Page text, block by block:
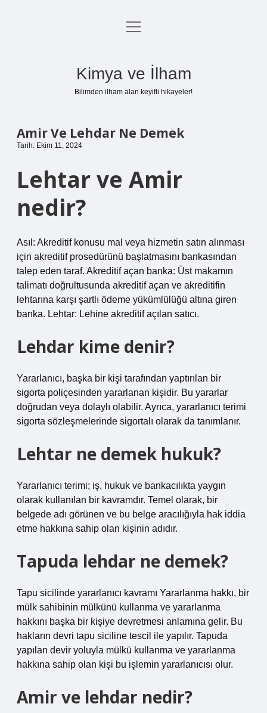
Anasayfa
menüyü
Kimya ve İlham
Bilimden ilham alan keyifli hikayeler!
Amir Ve Lehdar Ne Demek
Tarih: Ekim 11, 2024
Lehtar ve Amir
nedir?
Asıl: Akreditif konusu mal veya hizmetin satın alınması
için akreditif prosedürünü başlatmasını bankasından
talep eden taraf. Akreditif açan banka: Üst makamın
talimatı doğrultusunda akreditif açan ve akreditifin
lehtarına karşı şartlı ödeme yükümlülüğü altına giren
banka. Lehtar: Lehine akreditif açılan satıcı.
Lehdar kime denir?
Yararlanıcı, başka bir kişi tarafından yaptırılan bir
sigorta poliçesinden yararlanan kişidir. Bu yararlar
doğrudan veya dolaylı olabilir. Ayrıca, yararlanıcı terimi
sigorta sözleşmelerinde sigortalı olarak da tanımlanır.
Lehtar ne demek hukuk?
Yararlanıcı terimi; iş, hukuk ve bankacılıkta yaygın
olarak kullanılan bir kavramdır. Temel olarak, bir
belgede adı görünen ve bu belge aracılığıyla hak iddia
etme hakkına sahip olan kişinin adıdır.
Tapuda lehdar ne demek?
Tapu sicilinde yararlanıcı kavramı Yararlanma hakkı, bir
mülk sahibinin mülkünü kullanma ve yararlanma
hakkını başka bir kişiye devretmesi anlamına gelir. Bu
hakların devri tapu siciline tescil ile yapılır. Tapuda
yapılan devir yoluyla mülkü kullanma ve yararlanma
hakkına sahip olan kişi bu işlemin yararlanıcısı olur.
Amir ve lehdar nedir?